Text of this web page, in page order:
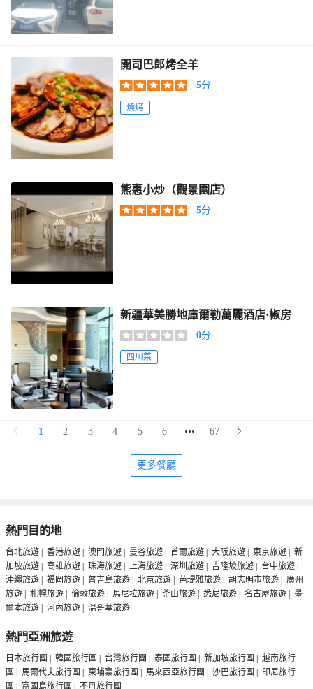
開司巴郎烤全羊
5分
燒烤
熊惠小炒（觀景園店）
5分
新疆華美勝地庫爾勒萬麗酒店·椒房
0分
四川菜
1 2 3 4 5 6 67
更多餐廳
熱門目的地
台北旅遊 香港旅遊 澳門旅遊 曼谷旅遊 首爾旅遊 大阪旅遊 東京旅遊
新
加坡旅遊
高雄旅遊 珠海旅遊 上海旅遊 深圳旅遊 吉隆坡旅遊 台中旅遊
沖繩旅遊
福岡旅遊 普吉島旅遊 北京旅遊 芭堤雅旅遊 胡志明市旅遊
廣州
旅遊
札幌旅遊 倫敦旅遊 馬尼拉旅遊 釜山旅遊 悉尼旅遊 名古屋旅遊
墨
爾本旅遊
河內旅遊 温哥華旅遊
熱門亞洲旅遊
日本旅行團 韓國旅行團 台灣旅行團 泰國旅行團 新加坡旅行團
越南旅行
團
馬爾代夫旅行團 柬埔寨旅行團 馬來西亞旅行團 沙巴旅行團
印尼旅行
團
富國島旅行團 不丹旅行團